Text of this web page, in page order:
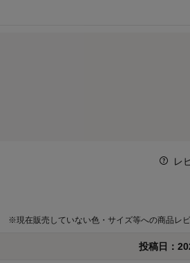
レ
※現在販売していない色・サイズ等への商品レ
投稿日：